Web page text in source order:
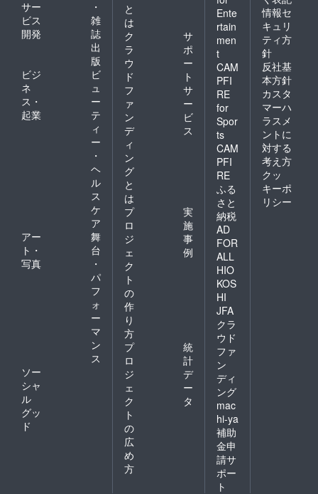
サー
ビス
開発
・
雑
誌
出
版
ビジ
ネ
ス・
起業
ビ
ュ
ー
テ
ィ
ー
・
ヘ
ル
ス
ケ
ア
アー
ト・
写真
舞
台
・
パ
フ
ォ
ー
マ
ン
ス
ソー
シャ
ル
グッ
ド
と
は
ク
ラ
ウ
ド
フ
ァ
ン
デ
ィ
ン
グ
と
は
サ
ポ
ー
ト
サ
ー
ビ
ス
プ
ロ
ジ
ェ
ク
ト
の
作
り
方
実
施
事
例
プ
ロ
ジ
ェ
ク
ト
の
広
め
方
統
計
デ
ー
タ
Ente
rtain
men
t
CAM
PFI
RE
for
Spor
ts
CAM
PFI
RE
ふる
さと
納税
AD
FOR
ALL
HIO
KOS
HI
JFA
クラ
ウド
ファ
ン
ディ
ング
mac
hi-ya
補助
金申
請サ
ポー
ト
情報セ
キュリ
ティ方
針
反社基
本方針
カスタ
マーハ
ラスメ
ントに
対する
考え方
クッ
キーポ
リシー